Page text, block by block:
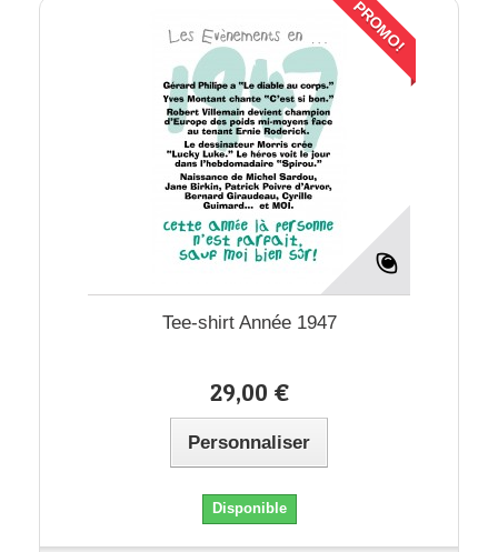
PROMO!
Tee-shirt Année 1947
29,00 €
Personnaliser
Disponible